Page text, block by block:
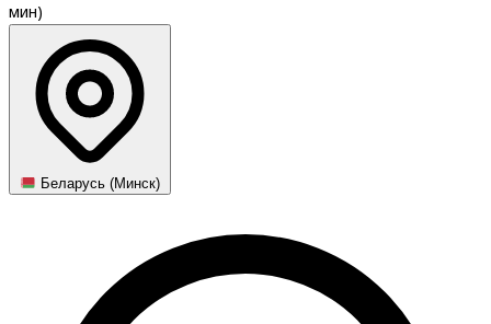
мин)
Беларусь (Минск)